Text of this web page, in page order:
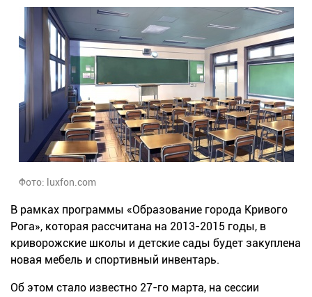
Фото: luxfon.com
В рамках программы «Образование города Кривого
Рога», которая рассчитана на 2013-2015 годы, в
криворожские школы и детские сады будет закуплена
новая мебель и спортивный инвентарь.
Об этом стало известно 27-го марта, на сессии